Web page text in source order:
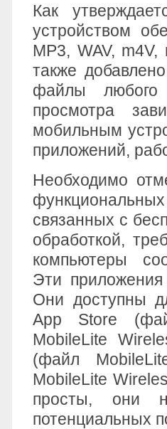
Как
устройством
MP3, WAV,
также
файлы любого
просмотра
мобильным
приложений,
Необходимо
связанных с
обработкой,
компьютеры
Эти
Они доступны
App Store
MobileLite
(файл
MobileLite
просты, они
потенциальных